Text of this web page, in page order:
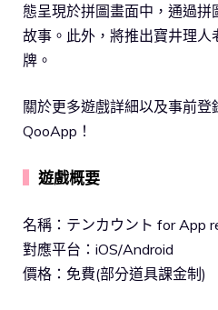
態呈現於拼圖畫面中，通過
故事。此外，將推出寶井理人
牌。
關於更多遊戲詳細以及事前登
QooApp！
遊戲概要
名稱：テンカウント for App
對應平台：iOS/Android
價格：免費(部分道具課金制)